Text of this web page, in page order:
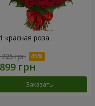
красная роза
грн
Заказать